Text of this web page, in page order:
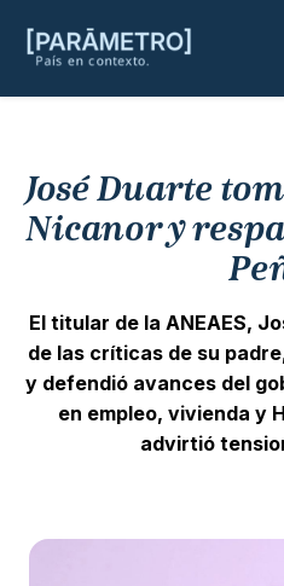
José Duarte
Nicanor y
El titular de la ANEAES,
de las críticas de su
y defendió avances del
en empleo, vivienda y
advirtió